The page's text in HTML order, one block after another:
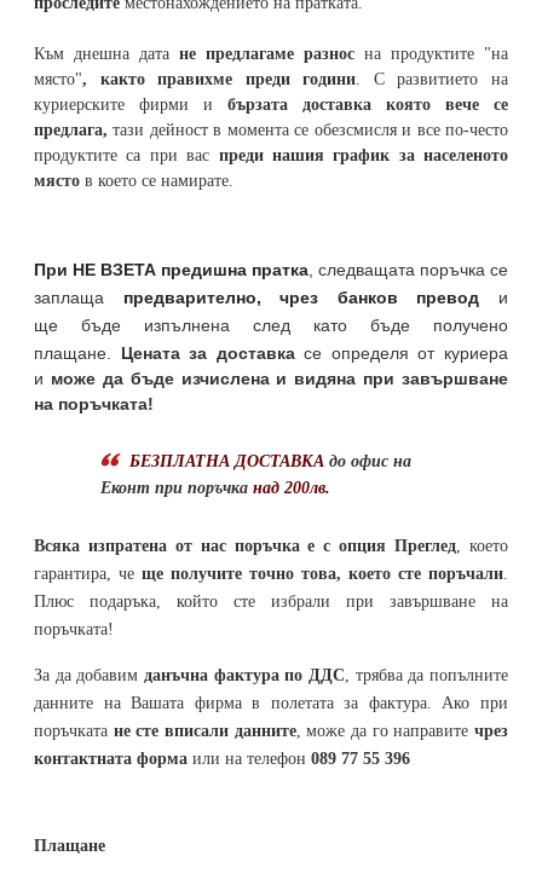
Към днешна дата не предлагаме разнос на продуктите "на
място", както правихме преди години . С развитието на
куриерските фирми и бързата доставка която вече се
предлага, тази дейност в момента се обезсмисля и все по-често
продуктите са при вас преди нашия график за населеното
място в което се намирате.
При НЕ ВЗЕТА предишна пратка следващата поръчка се
заплаща предварително, чрез банков превод и
ще бъде изпълнена след като бъде получено
плащане. Цената за доставкасе определя от куриера
и може да бъде изчислена и видяна при завършване
на поръчката!
БЕЗПЛАТНА ДОСТАВКА до офис на
Еконт при поръчка над 200лв.
Всяка изпратена от нас поръчка е с опция Преглед , което
гарантира, че ще получите точно това, което сте поръчали
Плюс подаръка, който сте избрали при завършване на
поръчката!
За да добавим данъчна фактура по ДДС , трябва да попълните
данните на Вашата фирма в полетата за фактура. Ако при
поръчката не сте вписали данните, може да го направитечрез
контактната форма или на телефон 089 77 55 396
Плащане